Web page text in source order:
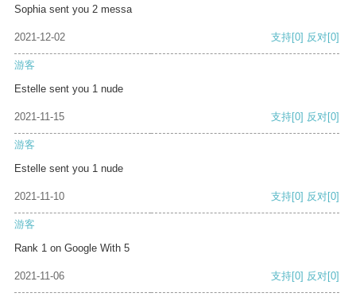
Sophia sent you 2 messa
2021-12-02 支持[0] 反对[0]
游客
Estelle sent you 1 nude
2021-11-15 支持[0] 反对[0]
游客
Estelle sent you 1 nude
2021-11-10 支持[0] 反对[0]
游客
Rank 1 on Google With 5
2021-11-06 支持[0] 反对[0]